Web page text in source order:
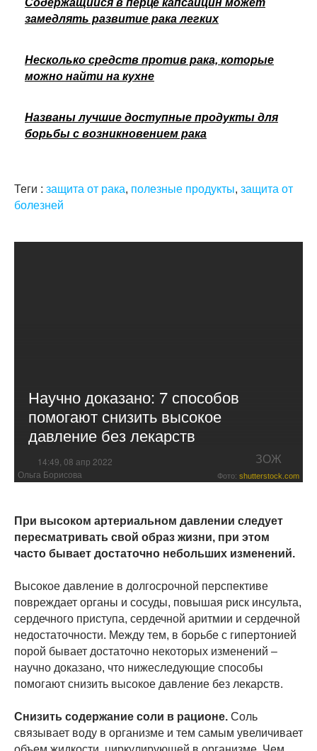
Содержащийся в перце капсаицин может
замедлять развитие рака легких
Несколько средств против рака, которые
можно найти на кухне
Названы лучшие доступные продукты для
борьбы с возникновением рака
Теги : защита от рака, полезные продукты, защита от
болезней
Научно доказано: 7 способов
помогают снизить высокое
давление без лекарств
14:49, 08 апр 2022 ЗОЖ
Ольга Борисова Фото: shutterstock.com
При высоком артериальном давлении следует
пересматривать свой образ жизни, при этом
часто бывает достаточно небольших изменений.
Высокое давление в долгосрочной перспективе
повреждает органы и сосуды, повышая риск инсульта,
сердечного приступа, сердечной аритмии и сердечной
недостаточности. Между тем, в борьбе с гипертонией
порой бывает достаточно некоторых изменений –
научно доказано, что нижеследующие способы
помогают снизить высокое давление без лекарств.
Снизить содержание соли в рационе. Соль
связывает воду в организме и тем самым увеличивает